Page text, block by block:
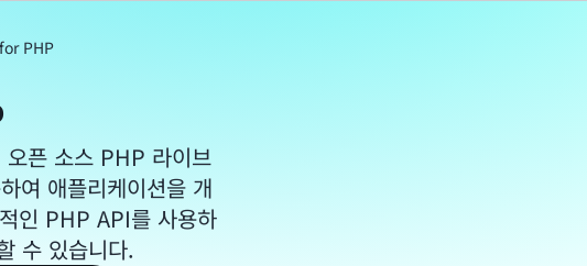
PHP
픈 소스 PHP 라이브
여 애플리케이션을 개
인 PHP API를 사용하
수 있습니다.